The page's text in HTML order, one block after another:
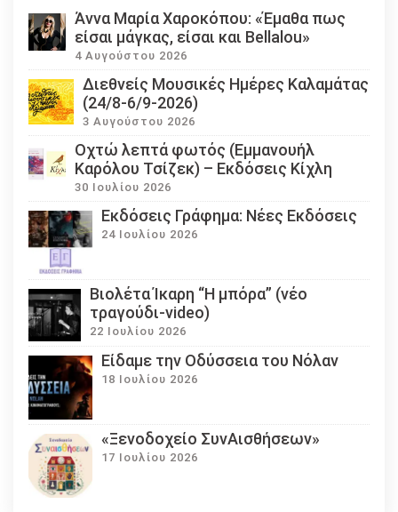
Άννα Μαρία Χαροκόπου: «Έμαθα πως
είσαι μάγκας, είσαι και Bellalou»
4 Αυγούστου 2026
Διεθνείς Μουσικές Ημέρες Καλαμάτας
(24/8-6/9-2026)
3 Αυγούστου 2026
Οχτώ λεπτά φωτός (Εμμανουήλ
Καρόλου Τσίζεκ) – Εκδόσεις Κίχλη
30 Ιουλίου 2026
Εκδόσεις Γράφημα: Νέες Εκδόσεις
24 Ιουλίου 2026
Βιολέτα Ίκαρη “Η μπόρα” (νέο
τραγούδι-video)
22 Ιουλίου 2026
Eίδαμε την Οδύσσεια του Νόλαν
18 Ιουλίου 2026
«Ξενοδοχείο ΣυνΑισθήσεων»
17 Ιουλίου 2026